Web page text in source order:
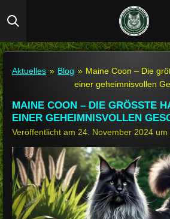
Hauptinhalt
Aktuelles » Blog » Maine Coon – Die
einer geheimnisvollen
MAINE COON – DIE GRÖSSTE
INER GEHEIMNISVOLLEN
Veröffentlicht am 24. November 2024 um